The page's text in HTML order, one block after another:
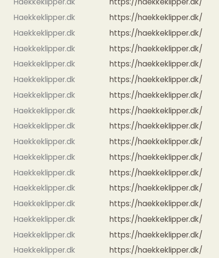
Haekkeklipper.dk
https://haekkeklipper.dk/
Haekkeklipper.dk
https://haekkeklipper.dk/
Haekkeklipper.dk
https://haekkeklipper.dk/
Haekkeklipper.dk
https://haekkeklipper.dk/
Haekkeklipper.dk
https://haekkeklipper.dk/
Haekkeklipper.dk
https://haekkeklipper.dk/
Haekkeklipper.dk
https://haekkeklipper.dk/
Haekkeklipper.dk
https://haekkeklipper.dk/
Haekkeklipper.dk
https://haekkeklipper.dk/
Haekkeklipper.dk
https://haekkeklipper.dk/
Haekkeklipper.dk
https://haekkeklipper.dk/
Haekkeklipper.dk
https://haekkeklipper.dk/
Haekkeklipper.dk
https://haekkeklipper.dk/
Haekkeklipper.dk
https://haekkeklipper.dk/
Haekkeklipper.dk
https://haekkeklipper.dk/
Haekkeklipper.dk
https://haekkeklipper.dk/